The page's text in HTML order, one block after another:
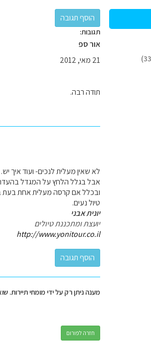
תגובות:
אור ספ
21 מאי, 2012
תודה רבה.
לא שאין מעלית לנכים- ועוד איך יש.
אבל בגלל הלחץ על המגדל בהעדר
ובכלל אם קרסה מעלית אחת בעת
טיול נעים.
יונית אבני
יועצת ומתכננת טיולים
http://www.yonitour.co.il
מענה ניתן רק על ידי מומחי תיירות.
חזרה לפורום